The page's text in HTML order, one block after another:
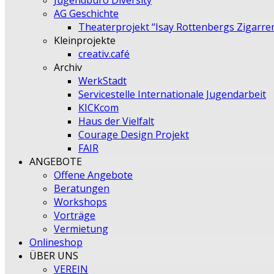
AG Geschichte
Theaterprojekt “Isay Rottenbergs
Kleinprojekte
creativ.café
Archiv
WerkStadt
Servicestelle Internationale Jugendarbeit
KICKcom
Haus der Vielfalt
Courage Design Projekt
FAIR
ANGEBOTE
Offene Angebote
Beratungen
Workshops
Vorträge
Vermietung
Onlineshop
ÜBER UNS
VEREIN